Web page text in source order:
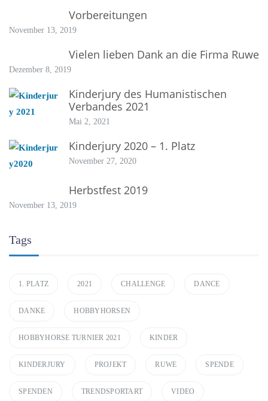
Vorbereitungen
November 13, 2019
Vielen lieben Dank an die Firma Ruwe
Dezember 8, 2019
Kinderjury des Humanistischen
Verbandes 2021
Mai 2, 2021
Kinderjury 2020 – 1. Platz
November 27, 2020
Herbstfest 2019
November 13, 2019
Tags
1. PLATZ 2021 CHALLENGE DANCE
DANKE HOBBYHORSEN
HOBBYHORSE TURNIER 2021 KINDER
KINDERJURY PROJEKT RUWE SPENDE
SPENDEN TRENDSPORTART VIDEO